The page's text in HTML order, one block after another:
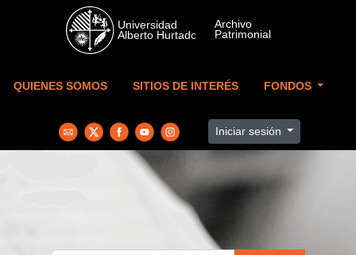
Skip to main content
QUIENES SOMOS SITIOS DE INTERÉS FONDOS
Iniciar sesión